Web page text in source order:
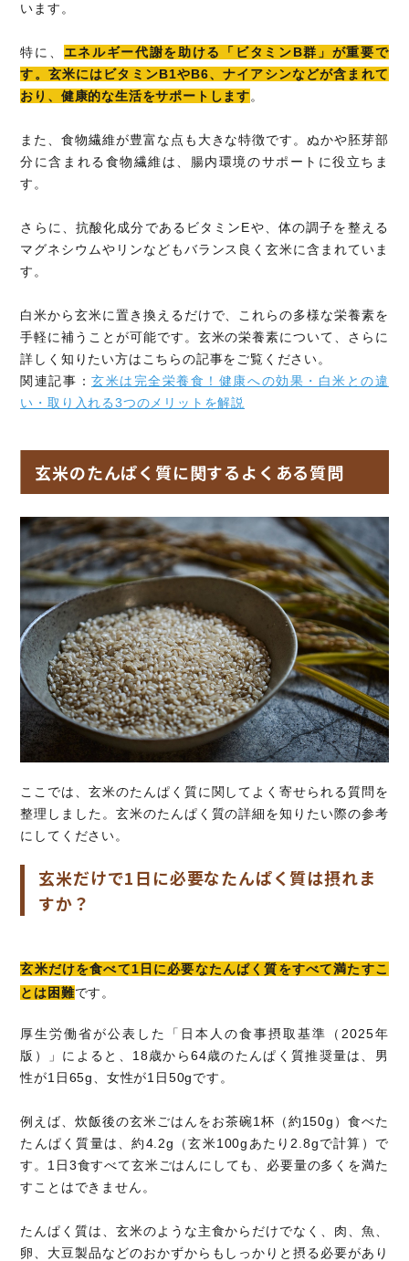
います。
特に、 エネルギー代謝を助ける「ビタミンB群」が重要で
す。玄米にはビタミンB1やB6、ナイアシンなどが含まれて
おり、健康的な生活をサポートします。
また、食物繊維が豊富な点も大きな特徴です。ぬかや胚芽部
分に含まれる食物繊維は、腸内環境のサポートに役立ちま
す。
さらに、抗酸化成分であるビタミンEや、体の調子を整える
マグネシウムやリンなどもバランス良く玄米に含まれていま
す。
白米から玄米に置き換えるだけで、これらの多様な栄養素を
手軽に補うことが可能です。玄米の栄養素について、さらに
詳しく知りたい方はこちらの記事をご覧ください。
関連記事：玄米は完全栄養食！健康への効果・白米との違
い・取り入れる3つのメリットを解説
玄米のたんぱく質に関するよくある質問
ここでは、玄米のたんぱく質に関してよく寄せられる質問を
整理しました。玄米のたんぱく質の詳細を知りたい際の参考
にしてください。
玄米だけで1日に必要なたんぱく質は摂れま
すか？
玄米だけを食べて1日に必要なたんぱく質をすべて満たすこ
とは困難です。
厚生労働省が公表した「日本人の食事摂取基準（2025年
版）」によると、18歳から64歳のたんぱく質推奨量は、男
性が1日65g、女性が1日50gです。
例えば、炊飯後の玄米ごはんをお茶碗1杯（約150g）食べた
たんぱく質量は、約4.2g（玄米100gあたり2.8gで計算）で
す。1日3食すべて玄米ごはんにしても、必要量の多くを満た
すことはできません。
たんぱく質は、玄米のような主食からだけでなく、肉、魚、
卵、大豆製品などのおかずからもしっかりと摂る必要があり